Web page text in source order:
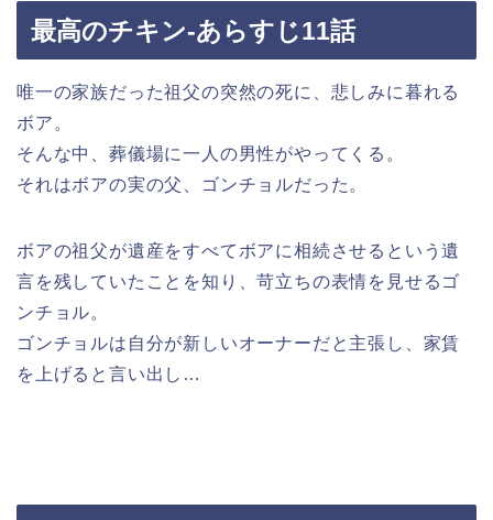
最高のチキン-あらすじ11話
唯一の家族だった祖父の突然の死に、悲しみに暮れる
ボア。
そんな中、葬儀場に一人の男性がやってくる。
それはボアの実の父、ゴンチョルだった。
ボアの祖父が遺産をすべてボアに相続させるという遺
言を残していたことを知り、苛立ちの表情を見せるゴ
ンチョル。
ゴンチョルは自分が新しいオーナーだと主張し、家賃
を上げると言い出し…